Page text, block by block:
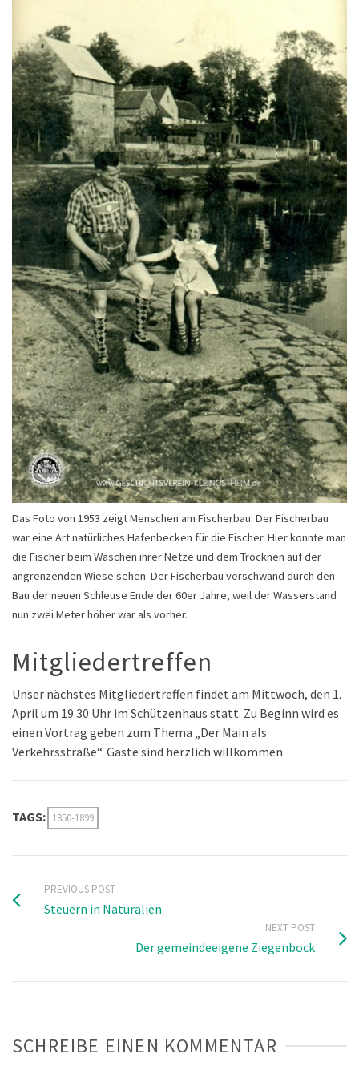
Das Foto von 1953 zeigt Menschen am Fischerbau. Der Fischerbau
war eine Art natürliches Hafenbecken für die Fischer. Hier konnte man
die Fischer beim Waschen ihrer Netze und dem Trocknen auf der
angrenzenden Wiese sehen. Der Fischerbau verschwand durch den
Bau der neuen Schleuse Ende der 60er Jahre, weil der Wasserstand
nun zwei Meter höher war als vorher.
Mitgliedertreffen
Unser nächstes Mitgliedertreffen findet am Mittwoch, den 1.
April um 19.30 Uhr im Schützenhaus statt. Zu Beginn wird es
einen Vortrag geben zum Thema „Der Main als
Verkehrsstraße“. Gäste sind herzlich willkommen.
TAGS: 1850-1899
PREVIOUS POST
Steuern in Naturalien
NEXT POST
Der gemeindeeigene Ziegenbock
SCHREIBE EINEN KOMMENTAR